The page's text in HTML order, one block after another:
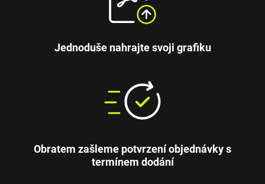
Jednoduše nahrajte svoji grafiku
Obratem zašleme potvrzení objednávky s
termínem dodání